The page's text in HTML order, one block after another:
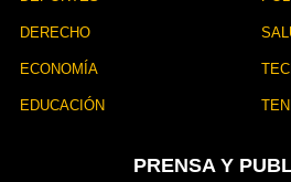
DERECHO
ECONOMÍA
EDUCACIÓN
PRENSA Y